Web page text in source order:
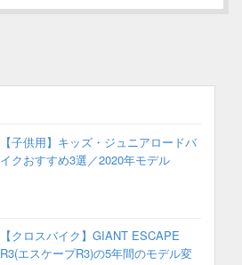
【子供用】キッズ・ジュニアロードバ
イクおすすめ3選／2020年モデル
【クロスバイク】GIANT ESCAPE
R3(エスケープR3)の5年間のモデル変